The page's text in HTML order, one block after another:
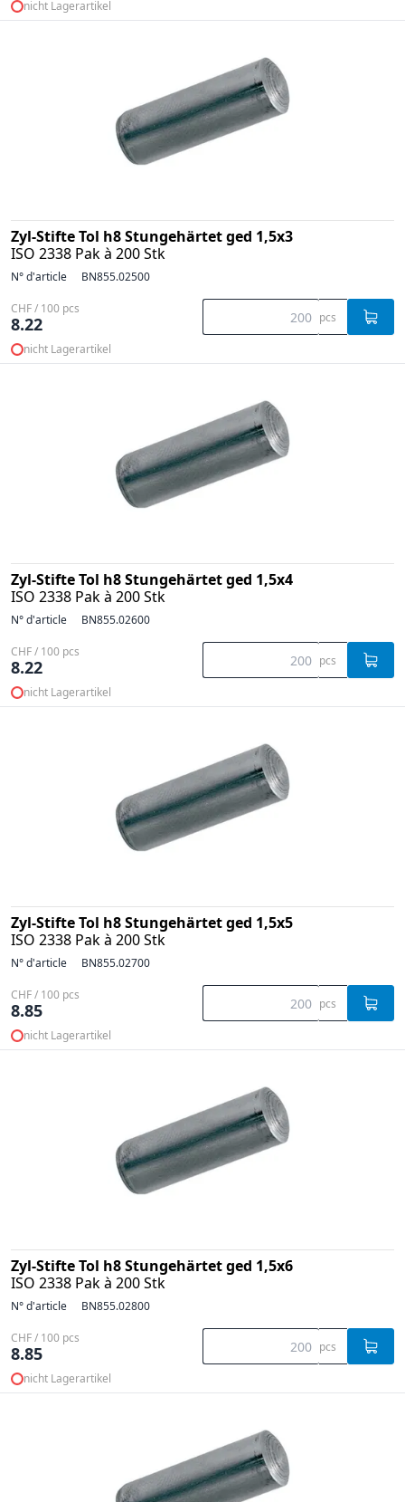
nicht Lagerartikel
Zyl-Stifte Tol h8 Stungehärtet ged 1,5x3
ISO 2338 Pak à 200 Stk
N° d'article BN855.02500
CHF / 100 pcs
8.22 pcs
nicht Lagerartikel
Zyl-Stifte Tol h8 Stungehärtet ged 1,5x4
ISO 2338 Pak à 200 Stk
N° d'article BN855.02600
CHF / 100 pcs
8.22 pcs
nicht Lagerartikel
Zyl-Stifte Tol h8 Stungehärtet ged 1,5x5
ISO 2338 Pak à 200 Stk
N° d'article BN855.02700
CHF / 100 pcs
8.85 pcs
nicht Lagerartikel
Zyl-Stifte Tol h8 Stungehärtet ged 1,5x6
ISO 2338 Pak à 200 Stk
N° d'article BN855.02800
CHF / 100 pcs
8.85 pcs
nicht Lagerartikel